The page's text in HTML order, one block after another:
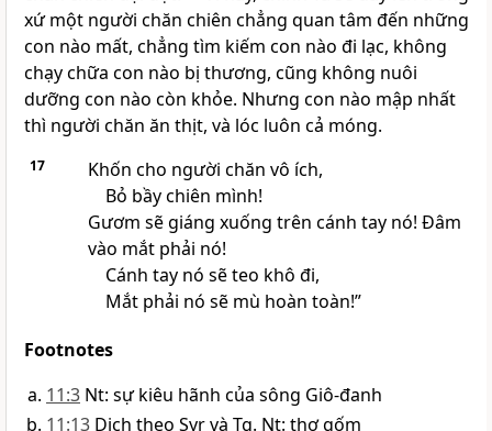
xứ một người chăn chiên chẳng quan tâm đến những
con nào mất, chẳng tìm kiếm con nào đi lạc, không
chạy chữa con nào bị thương, cũng không nuôi
dưỡng con nào còn khỏe. Nhưng con nào mập nhất
thì người chăn ăn thịt, và lóc luôn cả móng.
17
Khốn cho người chăn vô ích,
Bỏ bầy chiên mình!
Gươm sẽ giáng xuống trên cánh tay nó! Đâm
vào mắt phải nó!
Cánh tay nó sẽ teo khô đi,
Mắt phải nó sẽ mù hoàn toàn!”
Footnotes
11:3 Nt: sự kiêu hãnh của sông Giô-đanh
11:13 Dịch theo Syr và Tg. Nt: thợ gốm